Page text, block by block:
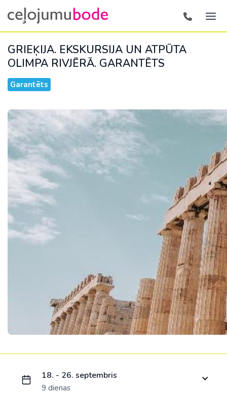
GRIEĶIJA. EKSKURSIJA UN ATPŪTA
OLIMPA RIVJĒRĀ. GARANTĒTS
Garantēts
18. - 26. septembris
9 dienas